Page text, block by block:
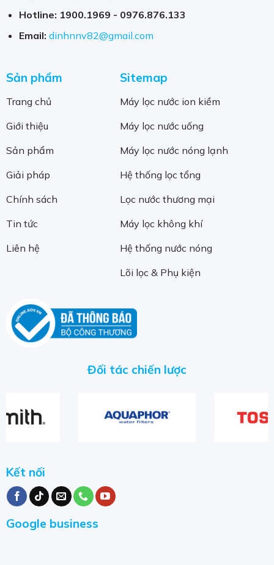
Hotline: 1900.1969 - 0976.876.133
Email: dinhnnv82@gmail.com
Sản phẩm
Trang chủ
Giới thiệu
Sản phẩm
Giải pháp
Chính sách
Tin tức
Liên hệ
Sitemap
Máy lọc nước ion kiềm
Máy lọc nước uống
Máy lọc nước nóng lạnh
Hệ thống lọc tổng
Lọc nước thương mại
Máy lọc không khí
Hệ thống nước nóng
Lõi lọc & Phụ kiện
Đối tác chiến lược
Kết nối
Google business